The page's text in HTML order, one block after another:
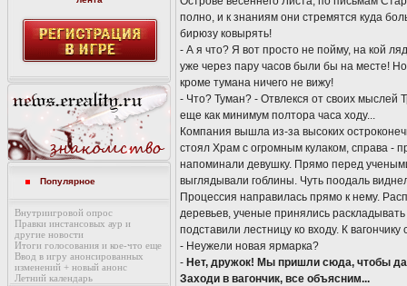
Популярное
Внутриигровой опрос
Правки инстансовых аур и
другие новости
Итоги голосования и кое-что еще
Ввод в игру анонсированных
изменений + новый анонс
Летний календарь
полно, и к знаниям они стремятся куда
бирюзу ковырять!
- А я что? Я вот просто не пойму, на кой
уже через пару часов были бы на месте!
кроме тумана ничего не вижу!
- Что? Туман? - Отвлекся от своих
еще как минимум полтора часа ходу...
Компания вышла из-за высоких
стоял Храм с огромным кулаком, справа -
напоминали девушку. Прямо перед
выглядывали гоблины. Чуть поодаль
Процессия направилась прямо к нему.
деревьев, ученые принялись
подставили лестницу ко входу. К
- Неужели новая ярмарка?
- Нет, дружок! Мы пришли сюда, чтобы
Заходи в вагончик, все объясним...